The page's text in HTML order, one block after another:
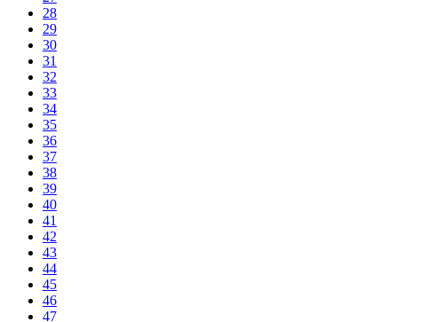
28
29
30
31
32
33
34
35
36
37
38
39
40
41
42
43
44
45
46
47